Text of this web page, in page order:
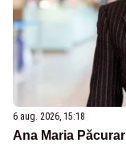
6 aug. 2026, 15:18
Ana Maria